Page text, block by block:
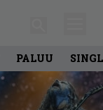
PALUU